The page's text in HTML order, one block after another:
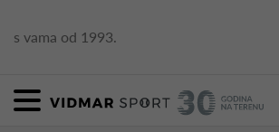
s vama od 1993.